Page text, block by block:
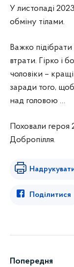
У листопаді
обміну тілами.
Важко
втрати. Гірко і
чоловіки –
заради того,
над головою …
Поховали героя
Добропілля.
Поділитися
Попередня